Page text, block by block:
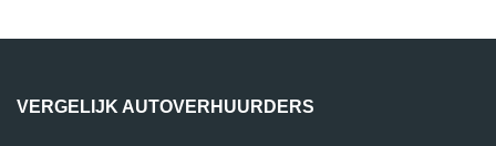
VERGELIJK AUTOVERHUURDERS